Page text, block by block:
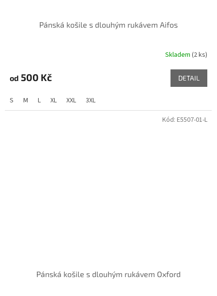
Pánská košile s dlouhým rukávem Aifos
Skladem (2 ks)
od 500 Kč DETAIL
S M L XL XXL 3XL
Pánská košile s dlouhým rukávem Oxford
Kód: E5507-01-L